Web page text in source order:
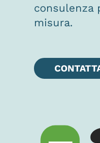
consulenza
misura.